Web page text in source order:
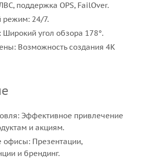
поддержка OPS, FailOver.
режим: 24/7.
Широкий угол обзора 178°.
Возможность создания 4K
Эффективное привлечение
и акциям.
офисы: Презентации,
и брендинг.